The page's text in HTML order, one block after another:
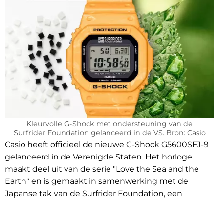
Kleurvolle G-Shock met ondersteuning van de
Surfrider Foundation gelanceerd in de VS. Bron: Casio
Casio heeft officieel de nieuwe G-Shock G5600SFJ-9
gelanceerd in de Verenigde Staten. Het horloge
maakt deel uit van de serie "Love the Sea and the
Earth" en is gemaakt in samenwerking met de
Japanse tak van de Surfrider Foundation, een